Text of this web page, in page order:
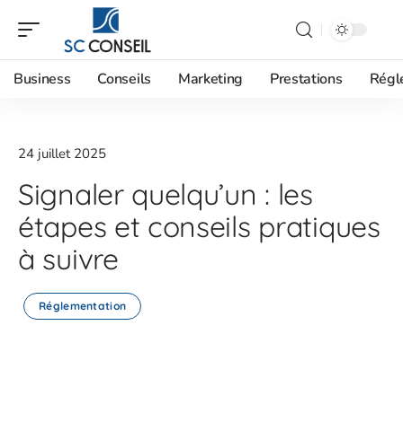
Business Conseils Marketing Prestations
24 juillet 2025
Signaler quelqu’un : les
étapes et conseils pratiques
à suivre
Réglementation